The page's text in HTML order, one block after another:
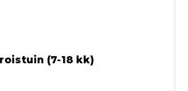
(7-18 kk)